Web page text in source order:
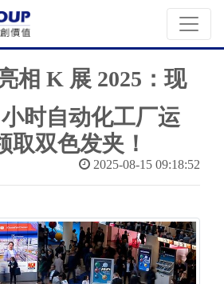
相 K 展 2025：现
时自动化工厂运
取双色发夹！
2025-08-15 09:18:52